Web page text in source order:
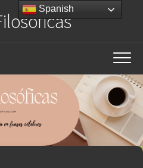
Spanish